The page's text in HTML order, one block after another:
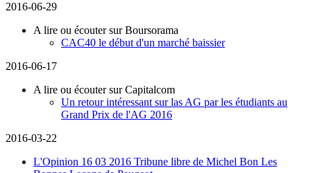
2016-06-29
A lire ou écouter sur Boursorama
CAC40 le début d'un marché baissier
2016-06-17
A lire ou écouter sur Capitalcom
Un retour intéressant sur las AG par les étudiants au
Grand Prix de l'AG 2016
2016-03-22
L'Opinion 16 03 2016 Tribune libre de Michel Bon Les